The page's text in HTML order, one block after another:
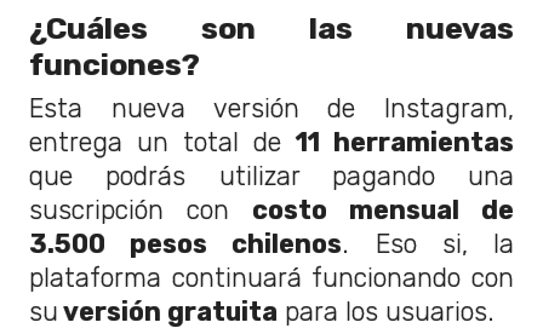
¿Cuáles son las nuevas
funciones?
Esta nueva versión de Instagram,
entrega un total de11 herramientas
que podrás utilizar pagando una
suscripción con costo mensual de
3.500 pesos chilenos. Eso si, la
plataforma continuará funcionando con
su versión gratuita para los usuarios.